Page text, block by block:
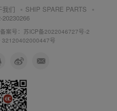
我们
SHIP SPARE PARTS
20230266
备案号：苏ICP备2022046727号-2
32120402000447号